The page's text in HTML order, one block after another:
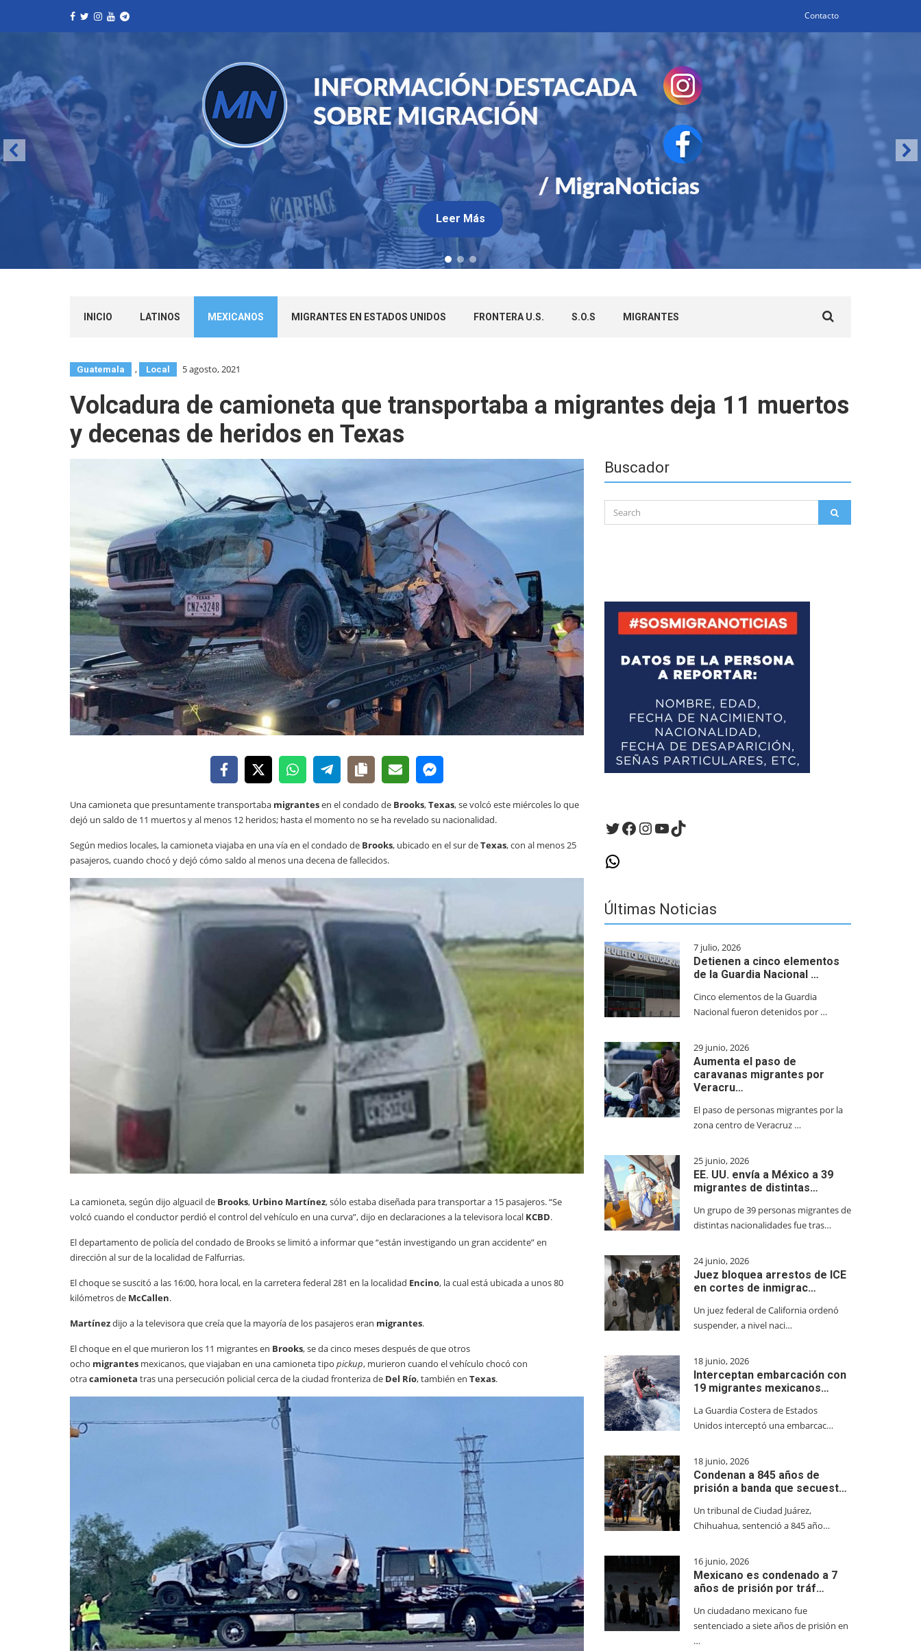
Contacto
Leer Más
INICIO LATINOS MEXICANOS MIGRANTES EN ESTADOS UNIDOS FRONTERA U.S. S.O.S MIGRANTES
for:
Guatemala , Local 5 agosto, 2021
Volcadura de camioneta que transportaba a migrantes deja 11 muertos
y decenas de heridos en Texas
Una camioneta que presuntamente transportaba migrantesen el condado de Brooks,Texas, se volcó este miércoles lo que
dejó un saldo de 11 muertos y al menos 12 heridos; hasta el momento no se ha revelado su nacionalidad.
Según medios locales, la camioneta viajaba en una vía en el condado de Brooks, ubicado en el sur deTexas, con al menos 25
pasajeros, cuando chocó y dejó cómo saldo al menos una decena de fallecidos.
La camioneta, según dijo alguacil de Brooks, Urbino Martínez, sólo estaba diseñada para transportar a 15 pasajeros. “Se
volcó cuando el conductor perdió el control del vehículo en una curva”, dijo en declaraciones a la televisora local KCBD.
El departamento de policía del condado de Brooks se limitó a informar que “están investigando un gran accidente” en
dirección al sur de la localidad de Falfurrias.
El choque se suscitó a las 16:00, hora local, en la carretera federal 281 en la localidad Encino, la cual está ubicada a unos 80
kilómetros de McCallen.
Martínezdijo a la televisora que creía que la mayoría de los pasajeros eran migrantes.
El choque en el que murieron los 11 migrantes en Brooks, se da cinco meses después de que otros
ocho migrantes mexicanos, que viajaban en una camioneta tipo pickup, murieron cuando el vehículo chocó con
otracamioneta tras una persecución policial cerca de la ciudad fronteriza de Del Río, también en Texas.
Buscador
for:
Twitter
Facebook
Instagram
YouTube
TikTok
WhatsApp
Últimas Noticias
7 julio, 2026
Detienen a cinco elementos
de la Guardia Nacional …
Cinco elementos de la Guardia
Nacional fueron detenidos por …
29 junio, 2026
Aumenta el paso de
caravanas migrantes por
Veracru…
El paso de personas migrantes por la
zona centro de Veracruz …
25 junio, 2026
EE. UU. envía a México a 39
migrantes de distintas…
Un grupo de 39 personas migrantes de
distintas nacionalidades fue tras…
24 junio, 2026
Juez bloquea arrestos de ICE
en cortes de inmigrac…
Un juez federal de California ordenó
suspender, a nivel naci…
18 junio, 2026
Interceptan embarcación con
19 migrantes mexicanos…
La Guardia Costera de Estados
Unidos interceptó una embarcac…
18 junio, 2026
Condenan a 845 años de
prisión a banda que secuest…
Un tribunal de Ciudad Juárez,
Chihuahua, sentenció a 845 año…
16 junio, 2026
Mexicano es condenado a 7
años de prisión por tráf…
Un ciudadano mexicano fue
sentenciado a siete años de prisión en
…